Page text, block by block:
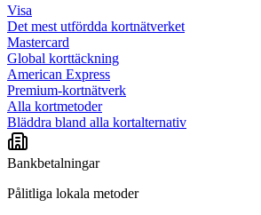
Visa
Det mest utfördda kortnätverket
Mastercard
Global korttäckning
American Express
Premium-kortnätverk
Alla kortmetoder
Bläddra bland alla kortalternativ
Bankbetalningar
Pålitliga lokala metoder